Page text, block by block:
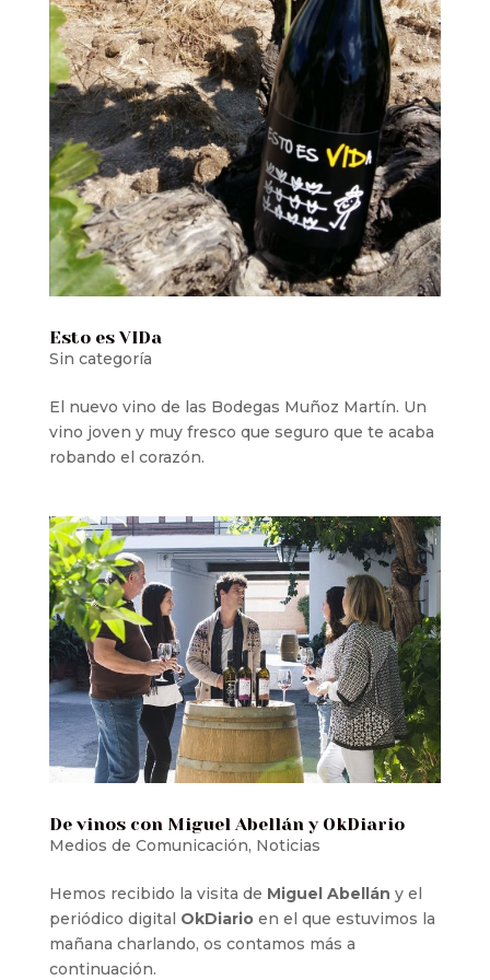
Esto es VIDa
Sin categoría
El nuevo vino de las Bodegas Muñoz Martín. Un
vino joven y muy fresco que seguro que te acaba
robando el corazón.
De vinos con Miguel Abellán y OkDiario
Medios de Comunicación, Noticias
Hemos recibido la visita de Miguel Abellán y el
periódico digital OkDiarioen el que estuvimos la
mañana charlando, os contamos más a
continuación.